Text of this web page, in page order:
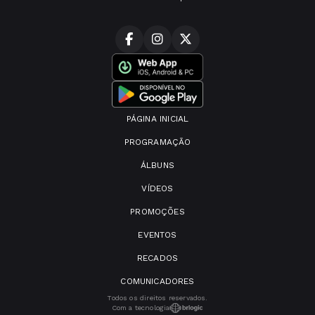
PÁGINA INICIAL
PROGRAMAÇÃO
ÁLBUNS
VÍDEOS
PROMOÇÕES
EVENTOS
RECADOS
COMUNICADORES
Todos os direitos reservados.
Com a tecnologia